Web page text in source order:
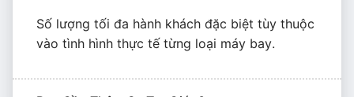
Số lượng tối đa hành khách đặc biệt tùy thuộc
vào tình hình thực tế từng loại máy bay.